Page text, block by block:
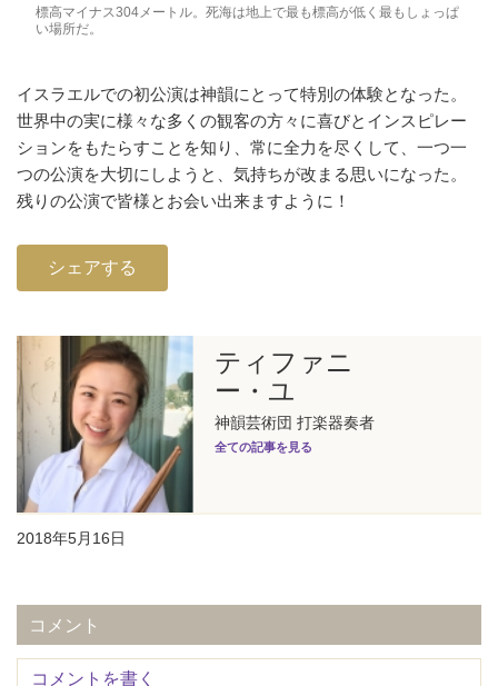
標高マイナス304メートル。死海は地上で最も標高が低く最もしょっぱ
い場所だ。
イスラエルでの初公演は神韻にとって特別の体験となった。
世界中の実に様々な多くの観客の方々に喜びとインスピレー
ションをもたらすことを知り、常に全力を尽くして、一つ一
つの公演を大切にしようと、気持ちが改まる思いになった。
残りの公演で皆様とお会い出来ますように！
シェアする
ティファニ
ー・ユ
神韻芸術団 打楽器奏者
全ての記事を見る
2018年5月16日
コメント